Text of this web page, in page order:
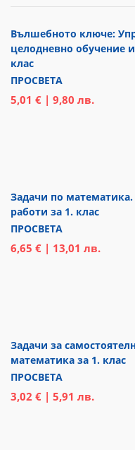
Вълшебното ключе:
целодневно обучение
клас
ПРОСВЕТА
5,01 € | 9,80 лв.
Задачи по
работи за 1. клас
ПРОСВЕТА
6,65 € | 13,01 лв.
Задачи за
математика за 1. клас
ПРОСВЕТА
3,02 € | 5,91 лв.